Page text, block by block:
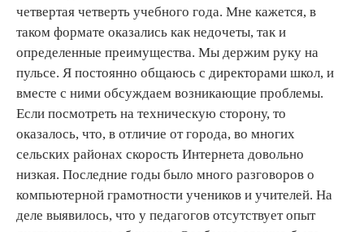
четвертая четверть учебного года. Мне кажется, в
таком формате оказались как недочеты, так и
определенные преимущества. Мы держим руку на
пульсе. Я постоянно общаюсь с директорами школ, и
вместе с ними обсуждаем возникающие проблемы.
Если посмотреть на техническую сторону, то
оказалось, что, в отличие от города, во многих
сельских районах скорость Интернета довольно
низкая. Последние годы было много разговоров о
компьютерной грамотности учеников и учителей. На
деле выявилось, что у педагогов отсутствует опыт